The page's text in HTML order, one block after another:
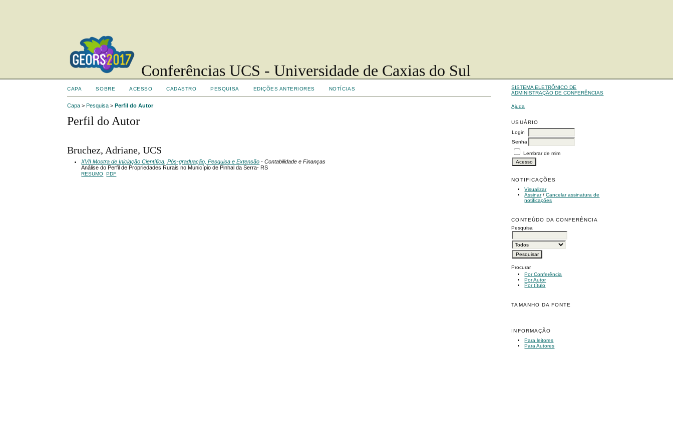
Conferências UCS - Universidade de Caxias do Sul
SISTEMA ELETRÔNICO DE
ADMINISTRAÇÃO DE CONFERÊNCIAS
Ajuda
USUÁRIO
Login
Senha
Lembrar de mim
NOTIFICAÇÕES
Visualizar
Assinar/Cancelar assinatura de
notificações
CONTEÚDO DA CONFERÊNCIA
Pesquisa
Procurar
Por Conferência
Por Autor
Por título
TAMANHO DA FONTE
INFORMAÇÃO
Para leitores
Para Autores
CAPA SOBRE ACESSO CADASTRO PESQUISA EDIÇÕES ANTERIORES NOTÍCIAS
Capa >Pesquisa >Perfil do Autor
Perfil do Autor
Bruchez, Adriane, UCS
XVII Mostra de Iniciação Científica, Pós-graduação, Pesquisa e Extensão - Contabilidade e Finanças
Análise do Perfil de Propriedades Rurais no Município de Pinhal da Serra- RS
RESUMO PDF